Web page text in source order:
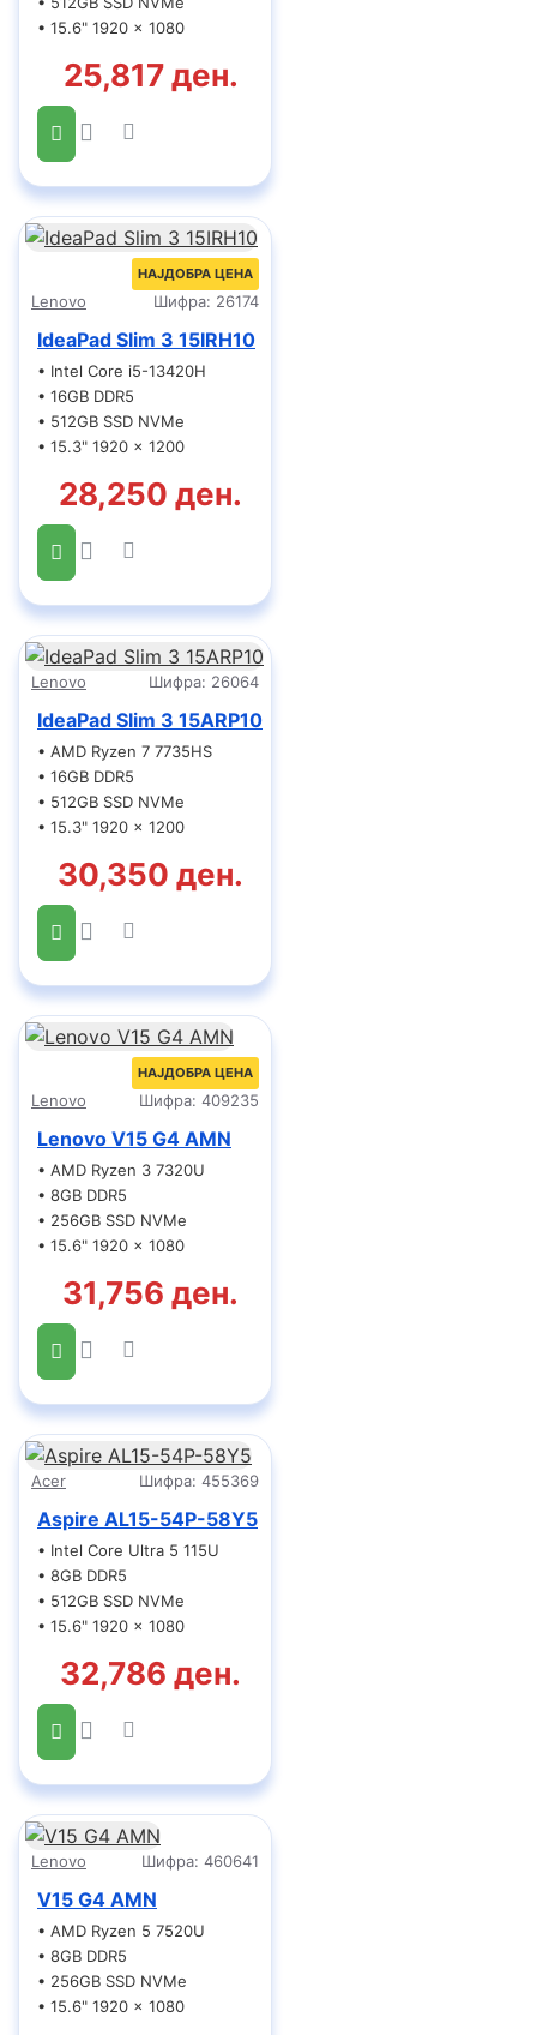
• 15.6" 1920 x 1080
25,817 ден.
НАЈДОБРА ЦЕНА
Lenovo Шифра: 26174
IdeaPad Slim 3 15IRH10
• Intel Core i5-13420H
• 16GB DDR5
• 512GB SSD NVMe
• 15.3" 1920 x 1200
28,250 ден.
Lenovo Шифра: 26064
IdeaPad Slim 3 15ARP10
• AMD Ryzen 7 7735HS
• 16GB DDR5
• 512GB SSD NVMe
• 15.3" 1920 x 1200
30,350 ден.
НАЈДОБРА ЦЕНА
Lenovo Шифра: 409235
Lenovo V15 G4 AMN
• AMD Ryzen 3 7320U
• 8GB DDR5
• 256GB SSD NVMe
• 15.6" 1920 x 1080
31,756 ден.
Acer Шифра: 455369
Aspire AL15-54P-58Y5
• Intel Core Ultra 5 115U
• 8GB DDR5
• 512GB SSD NVMe
• 15.6" 1920 x 1080
32,786 ден.
Lenovo Шифра: 460641
V15 G4 AMN
• AMD Ryzen 5 7520U
• 8GB DDR5
• 256GB SSD NVMe
• 15.6" 1920 x 1080